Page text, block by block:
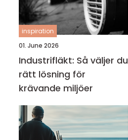
inspiration
01. June 2026
Industrifläkt: Så väljer du
rätt lösning för
krävande miljöer